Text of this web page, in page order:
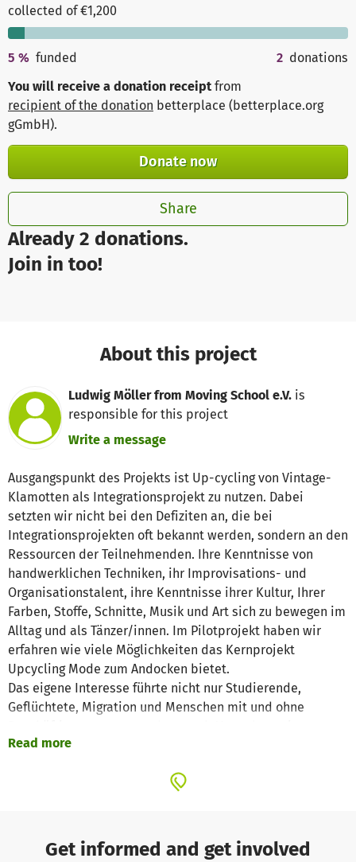
Already 2 donations.
Join in too!
collected of €1,200
5 % funded 2 donations
You will receive a donation receipt from
recipient of the donation betterplace (betterplace.org
gGmbH).
Donate now
Share
About this project
Ludwig Möller from Moving School e.V. is
responsible for this project
Write a message
Ausgangspunkt des Projekts ist Up-cycling von Vintage-
Klamotten als Integrationsprojekt zu nutzen. Dabei
setzten wir nicht bei den Defiziten an, die bei
Integrationsprojekten oft bekannt werden, sondern an den
Ressourcen der Teilnehmenden. Ihre Kenntnisse von
handwerklichen Techniken, ihr Improvisations- und
Organisationstalent, ihre Kenntnisse ihrer Kultur, Ihrer
Farben, Stoffe, Schnitte, Musik und Art sich zu bewegen im
Alltag und als Tänzer/innen. Im Pilotprojekt haben wir
erfahren wie viele Möglichkeiten das Kernprojekt
Upcycling Mode zum Andocken bietet.
Das eigene Interesse führte nicht nur Studierende,
Geflüchtete, Migration und Menschen mit und ohne
Behinderung, Musiker/innen, Tänzer/innen, Kinder und
hinzu, die mit an Verkauf, Marketing, Organisation,
Read more
Get informed and get involved